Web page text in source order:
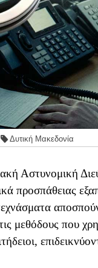
Δυτική Μακεδονία
Αστυνομική
προσπάθειας
τις μεθόδους που